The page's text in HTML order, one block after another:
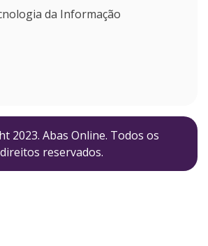
da Informação
2023. Abas Online. Todos os
direitos reservados.